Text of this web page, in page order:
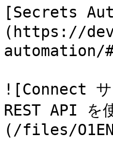
[Secrets
(https://
automation/
![Connect サ
REST API を
(/files/